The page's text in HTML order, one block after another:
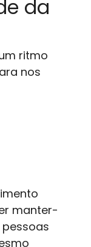
da
ritmo
nos
manter-